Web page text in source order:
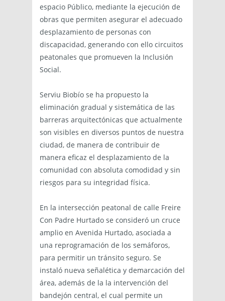
espacio Público, mediante la ejecución de
obras que permiten asegurar el adecuado
desplazamiento de personas con
discapacidad, generando con ello circuitos
peatonales que promueven la Inclusión
Social.
Serviu Biobío se ha propuesto la
eliminación gradual y sistemática de las
barreras arquitectónicas que actualmente
son visibles en diversos puntos de nuestra
ciudad, de manera de contribuir de
manera eficaz el desplazamiento de la
comunidad con absoluta comodidad y sin
riesgos para su integridad física.
En la intersección peatonal de calle Freire
Con Padre Hurtado se consideró un cruce
amplio en Avenida Hurtado, asociada a
una reprogramación de los semáforos,
para permitir un tránsito seguro. Se
instaló nueva señalética y demarcación del
área, además de la la intervención del
bandejón central, el cual permite un